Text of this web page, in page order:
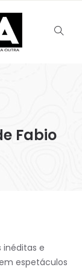
Fabio
inéditas e
espetáculos